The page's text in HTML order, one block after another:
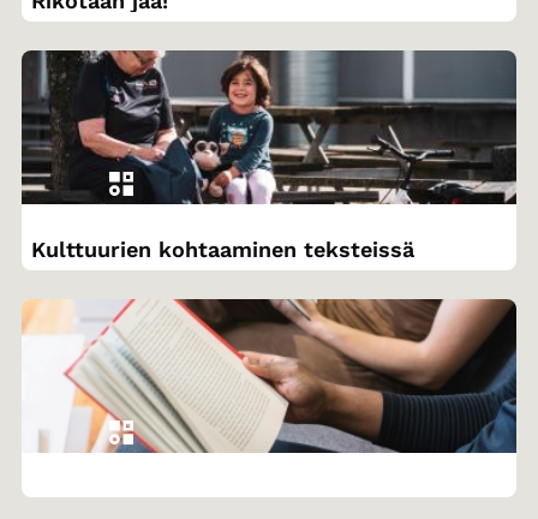
Kulttuurien kohtaaminen teksteissä